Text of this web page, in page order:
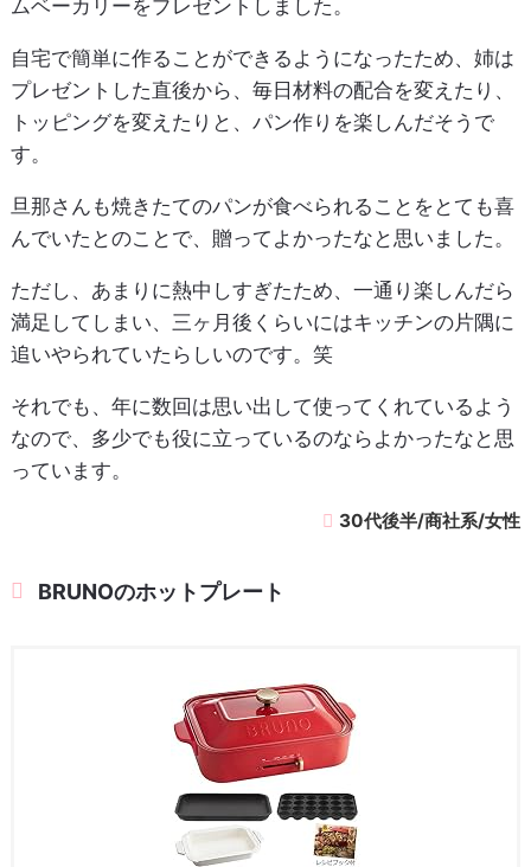
ムベーカリーをプレゼントしました。
自宅で簡単に作ることができるようになったため、姉は
プレゼントした直後から、毎日材料の配合を変えたり、
トッピングを変えたりと、パン作りを楽しんだそうで
す。
旦那さんも焼きたてのパンが食べられることをとても喜
んでいたとのことで、贈ってよかったなと思いました。
ただし、あまりに熱中しすぎたため、一通り楽しんだら
満足してしまい、三ヶ月後くらいにはキッチンの片隅に
追いやられていたらしいのです。笑
それでも、年に数回は思い出して使ってくれているよう
なので、多少でも役に立っているのならよかったなと思
っています。
30代後半/商社系/女性
BRUNOのホットプレート